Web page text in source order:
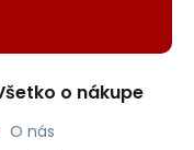
o nákupe
O nás